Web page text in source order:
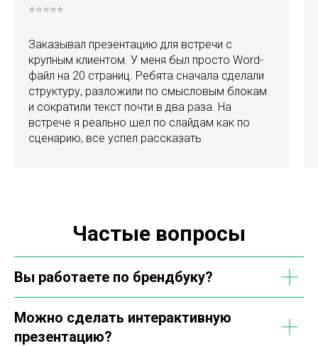
⭐⭐⭐⭐⭐
Заказывал презентацию для встречи с
крупным клиентом. У меня был просто Word-
файл на 20 страниц. Ребята сначала сделали
структуру, разложили по смысловым блокам
и сократили текст почти в два раза. На
встрече я реально шел по слайдам как по
сценарию, все успел рассказать.
Частые вопросы
Вы работаете по брендбуку?
Можно сделать интерактивную
презентацию?